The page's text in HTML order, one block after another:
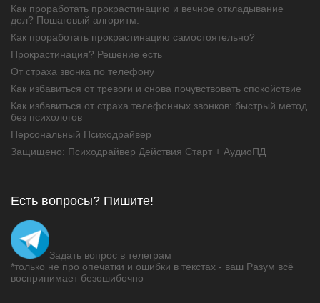
Как проработать прокрастинацию и вечное откладывание
дел? Пошаговый алгоритм:
Как проработать прокрастинацию самостоятельно?
Прокрастинация? Решение есть
От страха звонка по телефону
Как избавиться от тревоги и снова почувствовать спокойствие
Как избавиться от страха телефонных звонков: быстрый метод
без психологов
Персональный Психодрайвер
Защищено: Психодрайвер Действия Старт + АудиоПД
Есть вопросы? Пишите!
Задать вопрос в телеграм
*только не про опечатки и ошибки в текстах - ваш Разум всё
воспринимает безошибочно